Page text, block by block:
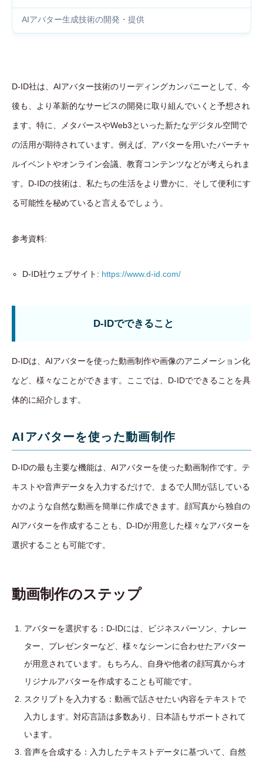
AIアバター生成技術の開発・提供
D-ID社は、AIアバター技術のリーディングカンパニーとして、今
後も、より革新的なサービスの開発に取り組んでいくと予想され
ます。特に、メタバースやWeb3といった新たなデジタル空間で
の活用が期待されています。例えば、アバターを用いたバーチャ
ルイベントやオンライン会議、教育コンテンツなどが考えられま
す。D-IDの技術は、私たちの生活をより豊かに、そして便利にす
る可能性を秘めていると言えるでしょう。
参考資料:
D-ID社ウェブサイト: https://www.d-id.com/
D-IDでできること
D-IDは、AIアバターを使った動画制作や画像のアニメーション化
など、様々なことができます。ここでは、D-IDでできることを具
体的に紹介します。
AIアバターを使った動画制作
D-IDの最も主要な機能は、AIアバターを使った動画制作です。テ
キストや音声データを入力するだけで、まるで人間が話している
かのような自然な動画を簡単に作成できます。顔写真から独自の
AIアバターを作成することも、D-IDが用意した様々なアバターを
選択することも可能です。
動画制作のステップ
アバターを選択する：D-IDには、ビジネスパーソン、ナレー
ター、プレゼンターなど、様々なシーンに合わせたアバター
が用意されています。もちろん、自身や他者の顔写真からオ
リジナルアバターを作成することも可能です。
スクリプトを入力する：動画で話させたい内容をテキストで
入力します。対応言語は多数あり、日本語もサポートされて
います。
音声を合成する：入力したテキストデータに基づいて、自然